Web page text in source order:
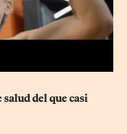
del que casi